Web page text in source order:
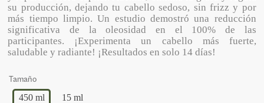
su producción, dejando tu cabello sedoso, sin frizz y por
más tiempo limpio. Un estudio demostró una reducción
significativa de la oleosidad en el 100% de las
participantes. ¡Experimenta un cabello más fuerte,
saludable y radiante! ¡Resultados en solo 14 días!
Tamaño
450 ml 15 ml